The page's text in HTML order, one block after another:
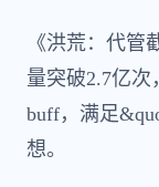
《洪荒：代
量突破2.7亿次
buff，满足
想。